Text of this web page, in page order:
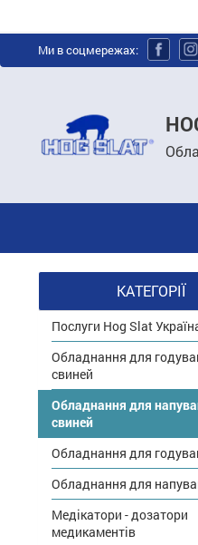
Ми в соцмережах:
КАТЕГОРІЇ
Послуги Hog Slat
Обладнання для
свиней
Обладнання для
свиней
Обладнання для
Обладнання для
Медікатори - дозатори
медикаментів